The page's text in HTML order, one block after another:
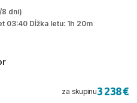
8 dní)
03:40 Dĺžka letu: 1h 20m
za skupinu3 238 €